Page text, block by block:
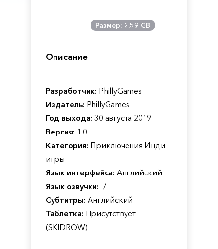
Размер: 2.59 GB
Описание
Разработчик: PhillyGames
Издатель: PhillyGames
Год выхода: 30 августа 2019
Версия: 1.0
Категория: Приключения Инди
игры
Язык интерфейса: Английский
Язык озвучки: -/-
Субтитры: Английский
Таблетка: Присутствует
(SKIDROW)